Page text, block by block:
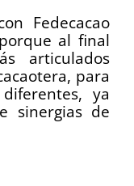
Fedecacao
al final
articulados
para
ya
sinergias de